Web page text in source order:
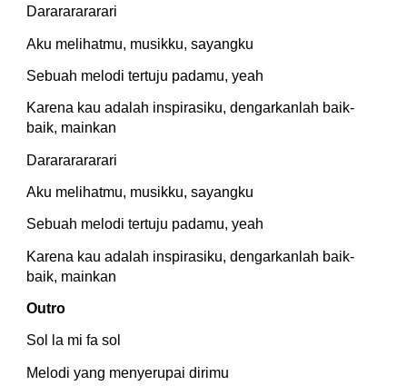
Darararararari
Aku melihatmu, musikku, sayangku
Sebuah melodi tertuju padamu, yeah
Karena kau adalah inspirasiku, dengarkanlah baik-
baik, mainkan
Darararararari
Aku melihatmu, musikku, sayangku
Sebuah melodi tertuju padamu, yeah
Karena kau adalah inspirasiku, dengarkanlah baik-
baik, mainkan
Outro
Sol la mi fa sol
Melodi yang menyerupai dirimu